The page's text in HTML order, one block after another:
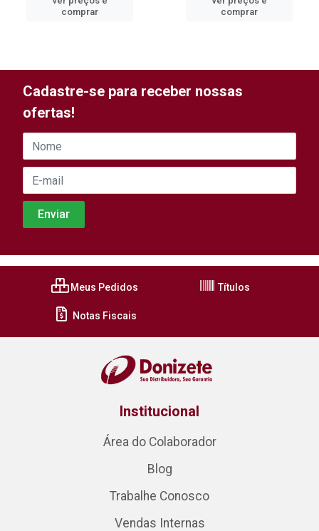
comprar
comprar
Cadastre-se para receber nossas
ofertas!
Meus Pedidos Títulos
Notas Fiscais
Institucional
Área do Colaborador
Blog
Trabalhe Conosco
Vendas Internas